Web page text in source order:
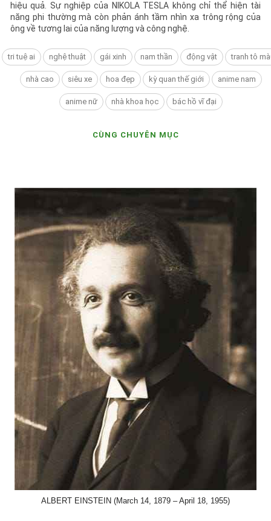
hiệu quả. Sự nghiệp của NIKOLA TESLA không chỉ thể hiện tài
năng phi thường mà còn phản ánh tầm nhìn xa trông rộng của
ông về tương lai của năng lượng và công nghệ.
tri tuệ ai nghệ thuật gái xinh nam thần động vật tranh tô
nhà cao siêu xe hoa đẹp kỳ quan thế giới anime nam
anime nữ nhà khoa học bác hồ vĩ đại
CÙNG CHUYÊN MỤC
ALBERT EINSTEIN (March 14, 1879 – April 18, 1955)